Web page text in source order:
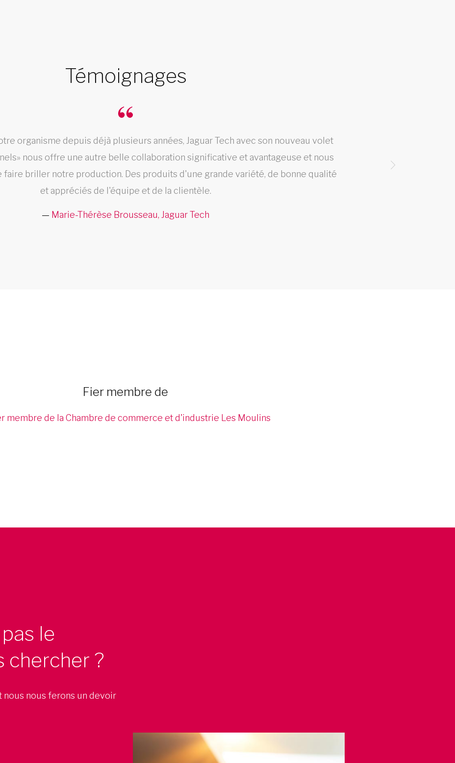
Témoignages
organisme depuis déjà plusieurs années, Jaguar Tech avec son nouveau volet
nous offre une autre belle collaboration significative et avantageuse et nous
briller notre production. Des produits d'une grande variété, de bonne qualité
et appréciés de l'équipe et de la clientèle.
Marie-Thérèse Brousseau, Jaguar Tech
Fier membre de
le
chercher ?
nous nous ferons un devoir